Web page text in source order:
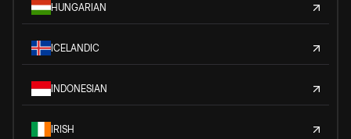
HUNGARIAN
ICELANDIC
INDONESIAN
IRISH